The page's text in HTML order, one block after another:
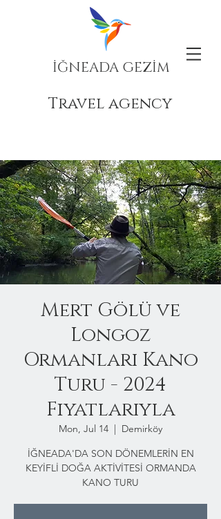
İĞNEADA GEZİM
Travel agency
Mert Gölü ve
Longoz
Ormanları Kano
Turu - 2024
Fiyatlarıyla
Mon, Jul 14
  |
Demirköy
İĞNEADA'DA SON DÖNEMLERİN EN
KEYİFLİ DOĞA AKTİVİTESİ ORMANDA
KANO TURU